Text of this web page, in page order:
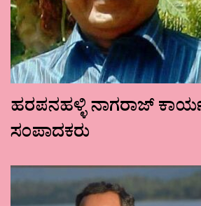
ಹರಪನಹಳ್ಳಿ ನಾಗರಾಜ್
ಸಂಪಾದಕರು